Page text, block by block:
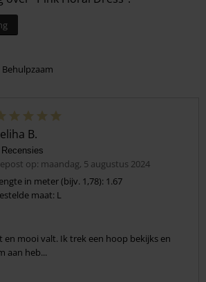
Behulpzaam
B.
op: maandag, 5 augustus 2024
in meter (bijv. 1,78): 1.67
maat: L
en mooi valt. Ik trek een hoop bekijks en
aan heb...